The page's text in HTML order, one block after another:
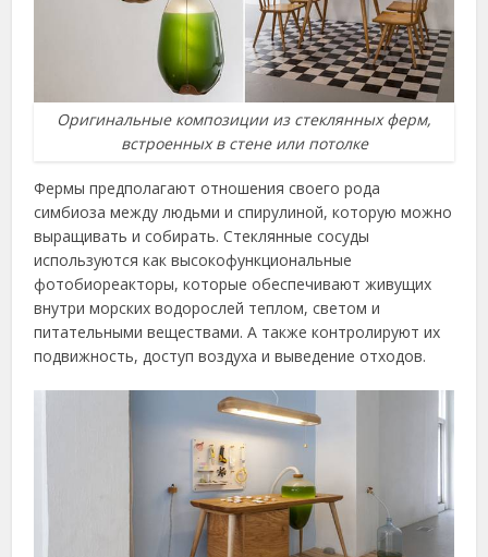
Оригинальные композиции из стеклянных ферм,
встроенных в стене или потолке
Фермы предполагают отношения своего рода
симбиоза между людьми и спирулиной, которую можно
выращивать и собирать. Стеклянные сосуды
используются как высокофункциональные
фотобиореакторы, которые обеспечивают живущих
внутри морских водорослей теплом, светом и
питательными веществами. А также контролируют их
подвижность, доступ воздуха и выведение отходов.